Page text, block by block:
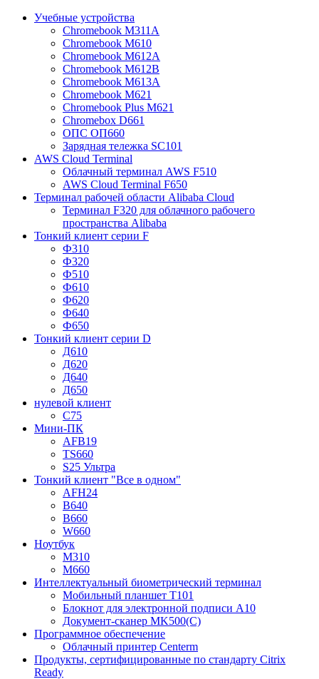
Учебные устройства
Chromebook M311A
Chromebook M610
Chromebook M612A
Chromebook M612B
Chromebook M613A
Chromebook M621
Chromebook Plus M621
Chromebox D661
ОПС ОП660
Зарядная тележка SC101
AWS Cloud Terminal
Облачный терминал AWS F510
AWS Cloud Terminal F650
Терминал рабочей области Alibaba Cloud
Терминал F320 для облачного рабочего
пространства Alibaba
Тонкий клиент серии F
Ф310
Ф320
Ф510
Ф610
Ф620
Ф640
Ф650
Тонкий клиент серии D
Д610
Д620
Д640
Д650
нулевой клиент
C75
Мини-ПК
AFB19
TS660
S25 Ультра
Тонкий клиент "Все в одном"
AFH24
В640
В660
W660
Ноутбук
М310
М660
Интеллектуальный биометрический терминал
Мобильный планшет Т101
Блокнот для электронной подписи A10
Документ-сканер MK500(C)
Программное обеспечение
Облачный принтер Centerm
Продукты, сертифицированные по стандарту Citrix
Ready